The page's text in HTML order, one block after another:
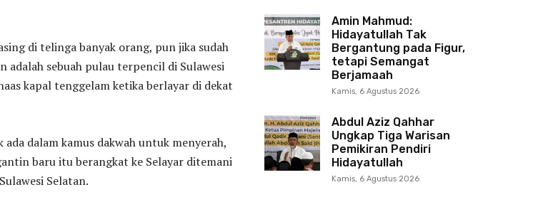
di telinga banyak orang, pun jika sudah
adalah sebuah pulau terpencil di Sulawesi
kapal tenggelam ketika berlayar di dekat
dalam kamus dakwah untuk menyerah,
baru itu berangkat ke Selayar ditemani
Selatan.
Amin Mahmud:
Hidayatullah Tak
Bergantung pada Figur,
tetapi Semangat
Berjamaah
Kamis, 6 Agustus 2026
Abdul Aziz Qahhar
Ungkap Tiga Warisan
Pemikiran Pendiri
Hidayatullah
Kamis, 6 Agustus 2026